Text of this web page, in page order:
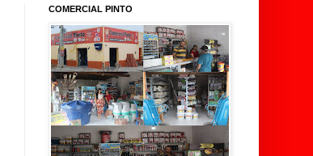
COMERCIAL PINTO